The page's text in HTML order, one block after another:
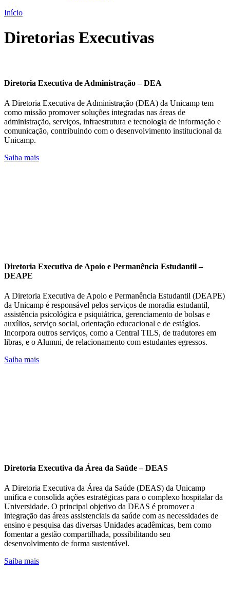
Início
Diretorias Executivas
Diretoria Executiva de Administração – DEA
A Diretoria Executiva de Administração (DEA) da Unicamp tem
como missão promover soluções integradas nas áreas de
administração, serviços, infraestrutura e tecnologia de informação e
comunicação, contribuindo com o desenvolvimento institucional da
Unicamp.
Saiba mais
Diretoria Executiva de Apoio e Permanência Estudantil –
DEAPE
A Diretoria Executiva de Apoio e Permanência Estudantil (DEAPE)
da Unicamp é responsável pelos serviços de moradia estudantil,
assistência psicológica e psiquiátrica, gerenciamento de bolsas e
auxílios, serviço social, orientação educacional e de estágios.
Incorpora outros serviços, como a Central TILS, de tradutores em
libras, e o Alumni, de relacionamento com estudantes egressos.
Saiba mais
Diretoria Executiva da Área da Saúde – DEAS
A Diretoria Executiva da Área da Saúde (DEAS) da Unicamp
unifica e consolida ações estratégicas para o complexo hospitalar da
Universidade. O principal objetivo da DEAS é promover a
integração das áreas assistenciais da saúde com as necessidades de
ensino e pesquisa das diversas Unidades acadêmicas, bem como
fomentar a gestão compartilhada, possibilitando seu
desenvolvimento de forma sustentável.
Saiba mais